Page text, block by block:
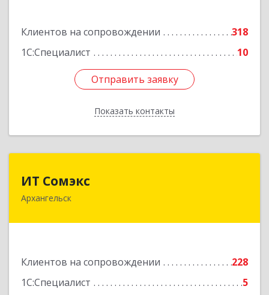
Клиентов на сопровождении
318
1С:Специалист
10
Отправить заявку
Показать контакты
Отправить заявку
Назад
ИТ Сомэкс
Архангельск
Клиентов на сопровождении
228
1С:Специалист
5
163001, Архангельская обл, Архангельск г,
Подробнее